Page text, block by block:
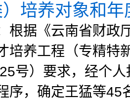
培养对象和
根据《云南省财政
培养工程（专精特
号）要求，经个
序，确定王猛等45